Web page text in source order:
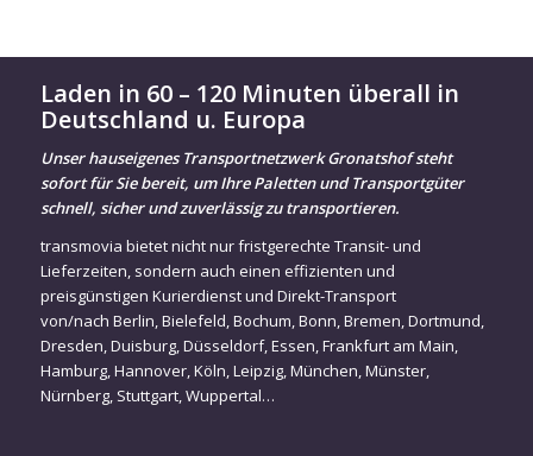
Laden in 60 – 120 Minuten überall in
Deutschland u. Europa
Unser hauseigenes Transportnetzwerk Gronatshof steht
sofort für Sie bereit, um Ihre Paletten und Transportgüter
schnell, sicher und zuverlässig zu transportieren.
transmovia bietet nicht nur fristgerechte Transit- und
Lieferzeiten, sondern auch einen effizienten und
preisgünstigen Kurierdienst und Direkt-Transport
von/nach Berlin,Bielefeld,Bochum,Bonn,Bremen,Dortmund,
Dresden,Duisburg,Düsseldorf,Essen,Frankfurt am Main,
Hamburg,Hannover,Köln,Leipzig,München,Münster,
Nürnberg, Stuttgart,Wuppertal…